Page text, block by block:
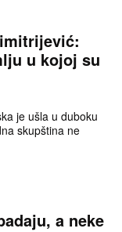
u kojoj su
je ušla u duboku
skupština ne
a neke